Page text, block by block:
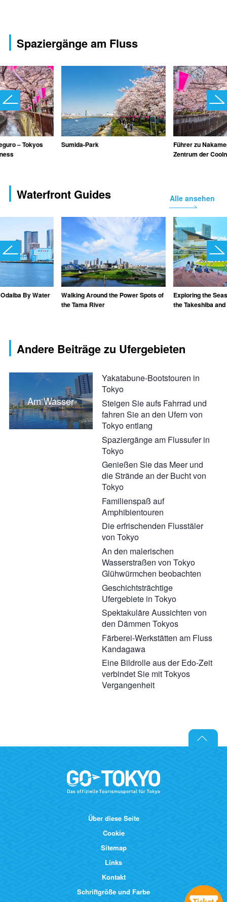
Spaziergänge am Fluss
– Tokyos
Sumida-Park
Führer zu
Zentrum der
Waterfront Guides Alle ansehen
By Water
Walking Around the Power Spots of
the Tama River
Exploring the
the Takeshiba
Andere Beiträge zu Ufergebieten
Am Wasser
Yakatabune-Bootstouren in
Tokyo
Steigen Sie aufs Fahrrad und
fahren Sie an den Ufern von
Tokyo entlang
Spaziergänge am Flussufer in
Tokyo
Genießen Sie das Meer und
die Strände an der Bucht von
Tokyo
Familienspaß auf
Amphibientouren
Die erfrischenden Flusstäler
von Tokyo
An den malerischen
Wasserstraßen von Tokyo
Glühwürmchen beobachten
Geschichtsträchtige
Ufergebiete in Tokyo
Spektakuläre Aussichten von
den Dämmen Tokyos
Färberei-Werkstätten am Fluss
Kandagawa
Eine Bildrolle aus der Edo-Zeit
verbindet Sie mit Tokyos
Vergangenheit
Über diese Seite
Cookie
Sitemap
Links
Kontakt
Schriftgröße und Farbe